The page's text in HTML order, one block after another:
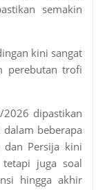
semakin
kini sangat
perebutan trofi
dipastikan
beberapa
dan Persija kini
juga soal
hingga akhir